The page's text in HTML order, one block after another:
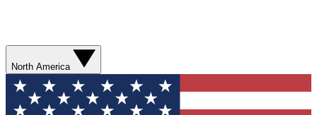
North America